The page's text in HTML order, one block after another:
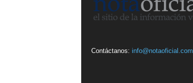
Contáctanos: info@notaoficial.com